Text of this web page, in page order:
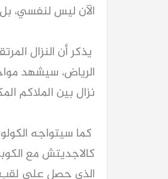
الآن ليس لنفسي،
الرياض، سيشهد
نزال بين الملاكم
كما سيتواجه
كالاجديتش مع
الذي حصل على لقب